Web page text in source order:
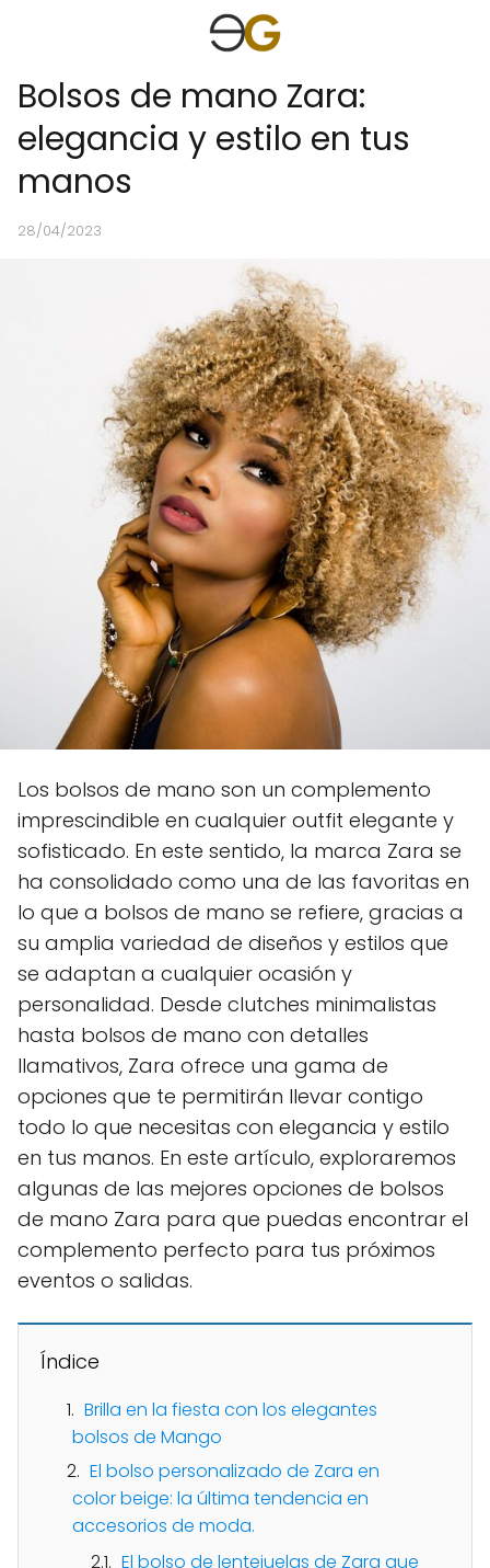
Bolsos de mano Zara:
elegancia y estilo en tus
manos
28/04/2023
Los bolsos de mano son un complemento
imprescindible en cualquier outfit elegante y
sofisticado. En este sentido, la marca Zara se
ha consolidado como una de las favoritas en
lo que a bolsos de mano se refiere, gracias a
su amplia variedad de diseños y estilos que
se adaptan a cualquier ocasión y
personalidad. Desde clutches minimalistas
hasta bolsos de mano con detalles
llamativos, Zara ofrece una gama de
opciones que te permitirán llevar contigo
todo lo que necesitas con elegancia y estilo
en tus manos. En este artículo, exploraremos
algunas de las mejores opciones de bolsos
de mano Zara para que puedas encontrar el
complemento perfecto para tus próximos
eventos o salidas.
Índice
Brilla en la fiesta con los elegantes
bolsos de Mango
El bolso personalizado de Zara en
color beige: la última tendencia en
accesorios de moda.
El bolso de lentejuelas de Zara que